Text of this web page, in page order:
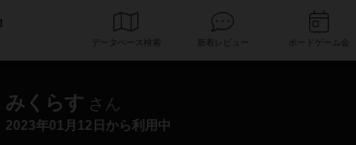
データベース
みくらす さん
2023年01月12日から利用中